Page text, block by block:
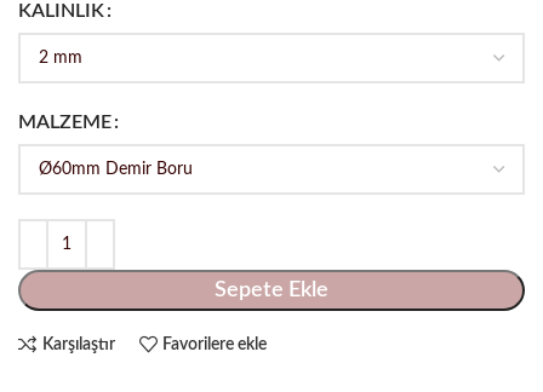
KALINLIK
MALZEME
Sepete Ekle
Karşılaştır Favorilere ekle